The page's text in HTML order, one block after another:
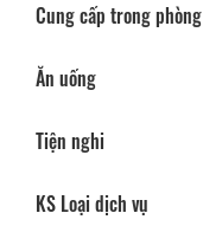
Cung cấp trong phòng
Ăn uống
Tiện nghi
KS Loại dịch vụ